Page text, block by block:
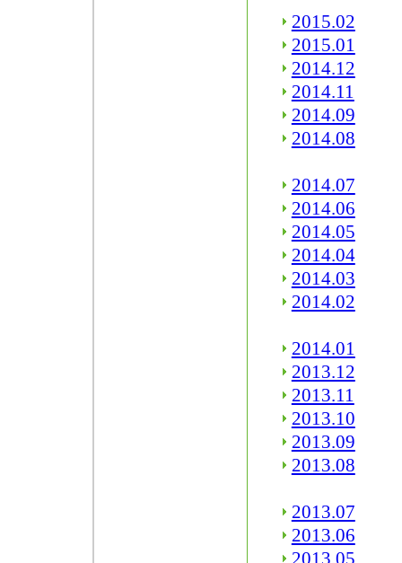
2015.02
2015.01
2014.12
2014.11
2014.09
2014.08
2014.07
2014.06
2014.05
2014.04
2014.03
2014.02
2014.01
2013.12
2013.11
2013.10
2013.09
2013.08
2013.07
2013.06
2013.05